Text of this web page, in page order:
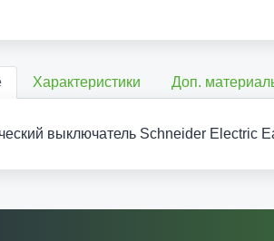
Характеристики Доп.
выключатель Schneider Electric